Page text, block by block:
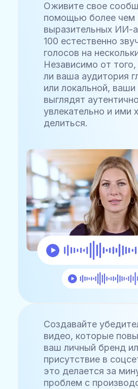
Оживите свое
помощью более чем
выразительных ИИ-
100 естественно
голосов на
Независимо от того,
ли ваша аудитория
или локальной, ваши
выглядят
увлекательно и ими
делиться.
Создавайте
видео, которые
ваш личный бренд
присутствие в
это делается за
проблем с